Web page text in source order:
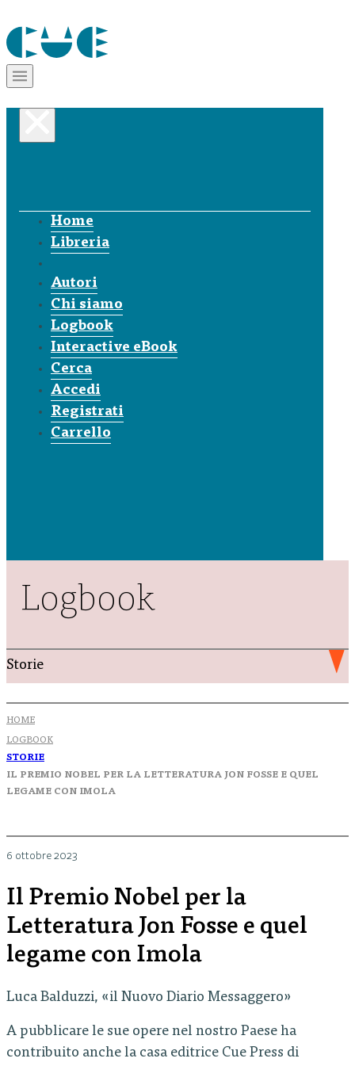
Home
Libreria
Autori
Chi siamo
Logbook
Interactive eBook
Cerca
Accedi
Registrati
Carrello
Logbook
Storie
HOME
LOGBOOK
STORIE
IL PREMIO NOBEL PER LA LETTERATURA JON FOSSE E QUEL
LEGAME CON IMOLA
6 ottobre 2023
Il Premio Nobel per la
Letteratura Jon Fosse e quel
legame con Imola
Luca Balduzzi, «il Nuovo Diario Messaggero»
A pubblicare le sue opere nel nostro Paese ha
contribuito anche la casa editrice Cue Press di